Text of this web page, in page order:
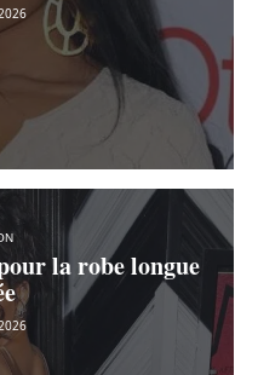
la robe longue